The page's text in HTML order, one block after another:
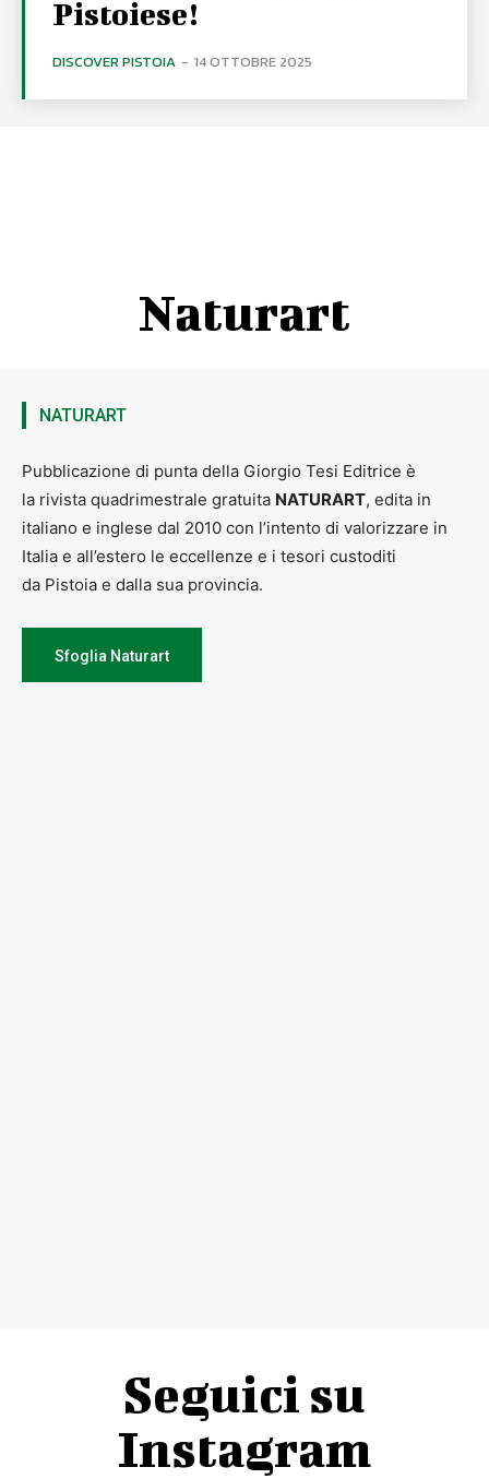
Pistoiese!
DISCOVER PISTOIA - 14 OTTOBRE 2025
Naturart
NATURART
Pubblicazione di punta della Giorgio Tesi Editrice è
la rivista quadrimestrale gratuita NATURART, edita in
italiano e inglese dal 2010 con l’intento di valorizzare in
Italia e all’estero le eccellenze e i tesori custoditi
da Pistoia e dalla sua provincia.
Sfoglia Naturart
Seguici su
Instagram